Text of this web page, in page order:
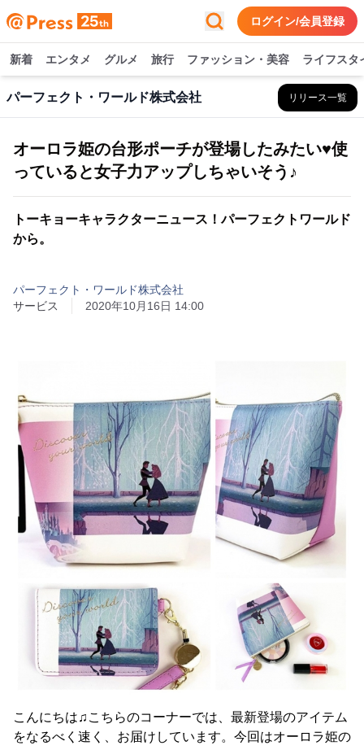
ログイン/会員登録
新着 エンタメ グルメ 旅行 ファッション・美容 ライフスタ
パーフェクト・ワールド株式会社 リリース一覧
オーロラ姫の台形ポーチが登場したみたい♥使
っていると女子力アップしちゃいそう♪
トーキョーキャラクターニュース！パーフェクトワールド
から。
パーフェクト・ワールド株式会社
サービス
2020年10月16日 14:00
こんにちは♫こちらのコーナーでは、最新登場のアイテム
をなるべく速く、お届けしています。今回はオーロラ姫の